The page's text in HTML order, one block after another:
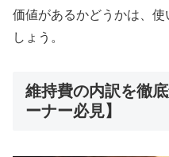
価値があるかどうかは、
しょう。
維持費の内訳を徹
ーナー必見】